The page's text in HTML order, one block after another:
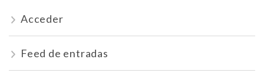
Acceder
Feed de entradas